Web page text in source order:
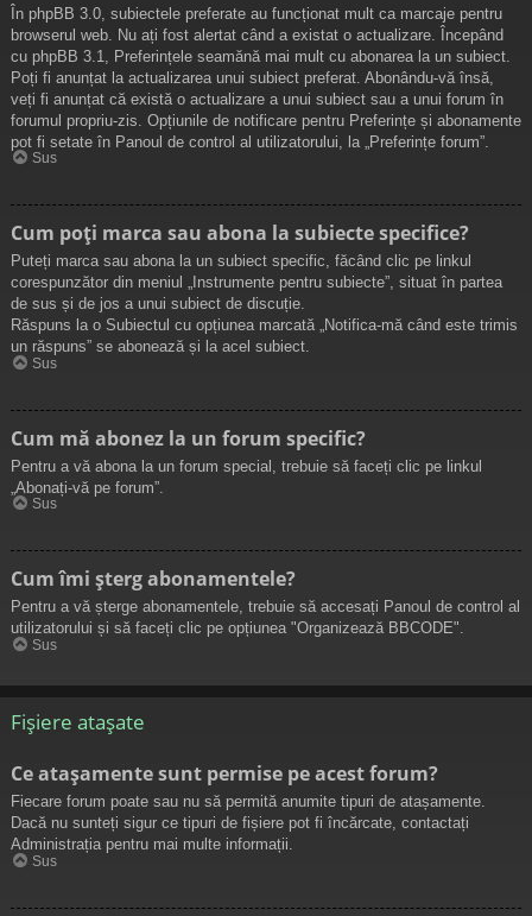
În phpBB 3.0, subiectele preferate au funcționat mult ca marcaje pentru
browserul web. Nu ați fost alertat când a existat o actualizare. Începând
cu phpBB 3.1, Preferințele seamănă mai mult cu abonarea la un subiect.
Poți fi anunțat la actualizarea unui subiect preferat. Abonându-vă însă,
veți fi anunțat că există o actualizare a unui subiect sau a unui forum în
forumul propriu-zis. Opțiunile de notificare pentru Preferințe și abonamente
pot fi setate în Panoul de control al utilizatorului, la „Preferințe forum”.
Sus
Cum poți marca sau abona la subiecte specifice?
Puteți marca sau abona la un subiect specific, făcând clic pe linkul
corespunzător din meniul „Instrumente pentru subiecte”, situat în partea
de sus și de jos a unui subiect de discuție.
Răspuns la o Subiectul cu opțiunea marcată „Notifica-mă când este trimis
un răspuns” se abonează și la acel subiect.
Sus
Cum mă abonez la un forum specific?
Pentru a vă abona la un forum special, trebuie să faceți clic pe linkul
„Abonați-vă pe forum”.
Sus
Cum îmi șterg abonamentele?
Pentru a vă șterge abonamentele, trebuie să accesați Panoul de control al
utilizatorului și să faceți clic pe opțiunea "Organizează BBCODE".
Sus
Fișiere atașate
Ce atașamente sunt permise pe acest forum?
Fiecare forum poate sau nu să permită anumite tipuri de atașamente.
Dacă nu sunteți sigur ce tipuri de fișiere pot fi încărcate, contactați
Administrația pentru mai multe informații.
Sus